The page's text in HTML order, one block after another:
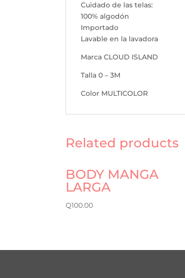
Cuidado de las telas:
100% algodón
Importado
Lavable en la lavadora
Marca CLOUD ISLAND
Talla 0 – 3M
Color MULTICOLOR
Related products
BODY MANGA
LARGA
Q100.00